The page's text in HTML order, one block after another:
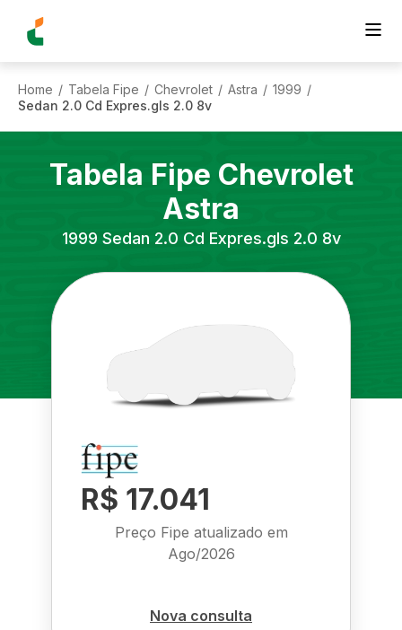
Home / Tabela Fipe / Chevrolet / Astra / 1999 /
Sedan 2.0 Cd Expres.gls 2.0 8v
Tabela Fipe Chevrolet
Astra
1999 Sedan 2.0 Cd Expres.gls 2.0 8v
R$ 17.041
Preço Fipe atualizado em
Ago/2026
Nova consulta